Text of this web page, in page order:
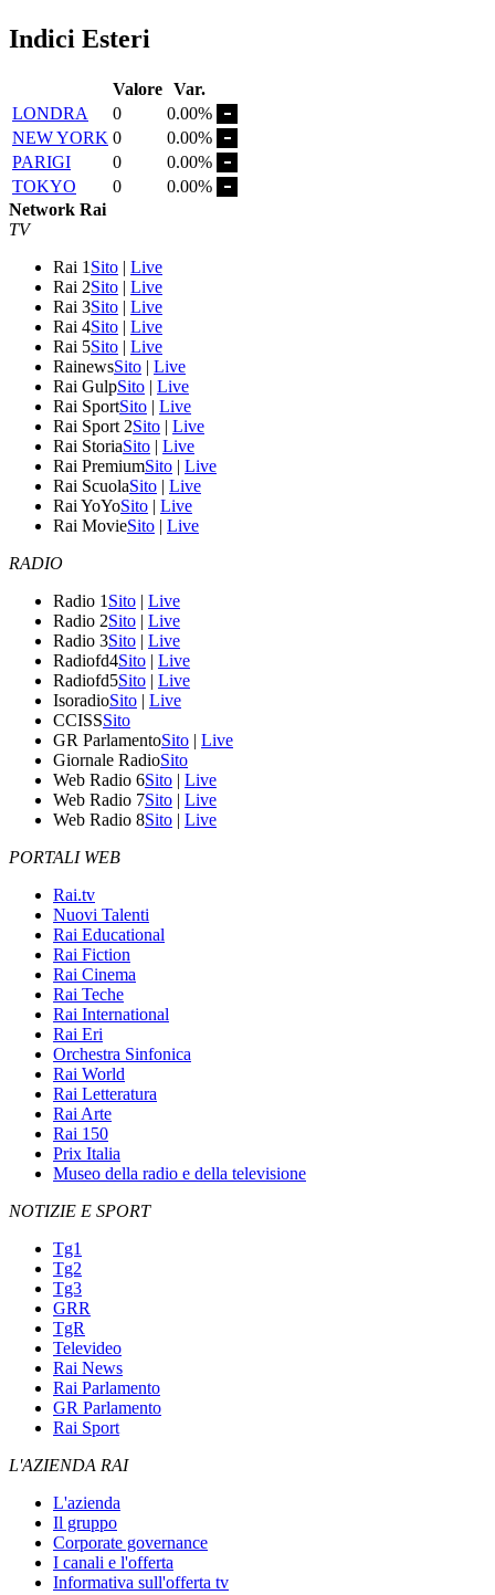
Indici Esteri
Valore Var.
LONDRA
0
0.00%
NEW YORK 0
0.00%
PARIGI
0
0.00%
TOKYO
0
0.00%
Network Rai
TV
Rai 1 Sito | Live
Rai 2Sito | Live
Rai 3Sito | Live
Rai 4Sito | Live
Rai 5Sito | Live
RainewsSito | Live
Rai GulpSito | Live
Rai SportSito | Live
Rai Sport 2Sito | Live
Rai StoriaSito | Live
Rai PremiumSito | Live
Rai ScuolaSito | Live
Rai YoYoSito | Live
Rai MovieSito | Live
RADIO
Radio 1 Sito | Live
Radio 2Sito | Live
Radio 3Sito | Live
Radiofd4Sito | Live
Radiofd5Sito | Live
IsoradioSito | Live
CCISSSito
GR ParlamentoSito | Live
Giornale RadioSito
Web Radio 6Sito | Live
Web Radio 7Sito | Live
Web Radio 8Sito | Live
PORTALI WEB
Rai.tv
Nuovi Talenti
Rai Educational
Rai Fiction
Rai Cinema
Rai Teche
Rai International
Rai Eri
Orchestra Sinfonica
Rai World
Rai Letteratura
Rai Arte
Rai 150
Prix Italia
Museo della radio e della televisione
NOTIZIE E SPORT
Tg1
Tg2
Tg3
GRR
TgR
Televideo
Rai News
Rai Parlamento
GR Parlamento
Rai Sport
L'AZIENDA RAI
L'azienda
Il gruppo
Corporate governance
I canali e l'offerta
Informativa sull'offerta tv